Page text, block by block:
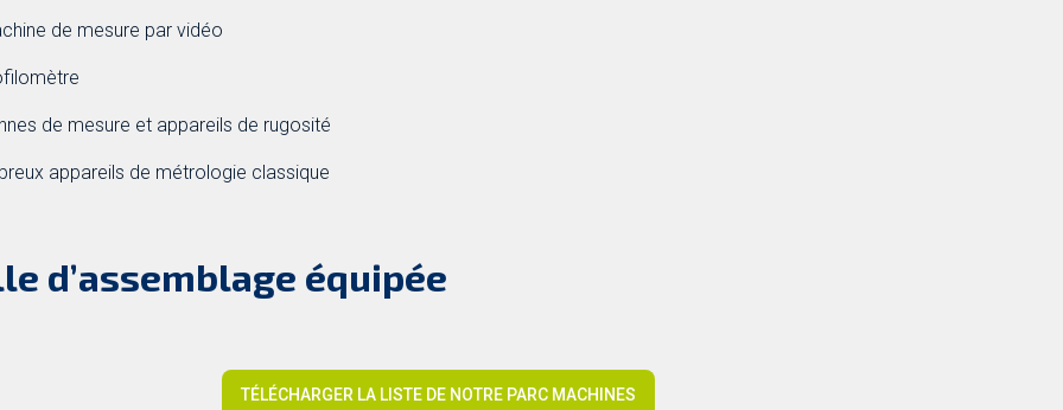
de mesure par vidéo
de mesure et appareils de rugosité
appareils de métrologie classique
d’assemblage équipée
TÉLÉCHARGER LA LISTE DE NOTRE PARC MACHINES